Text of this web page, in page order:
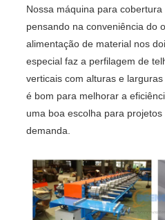
Nossa máquina para
pensando na conveniência do
alimentação de material nos
especial faz a perfilagem de
verticais com alturas e
é bom para melhorar a
uma boa escolha para
demanda.